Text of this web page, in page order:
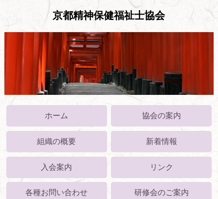
京都精神保健福祉士協会
ホーム 協会の案内
組織の概要 新着情報
入会案内 リンク
各種お問い合わせ 研修会のご案内